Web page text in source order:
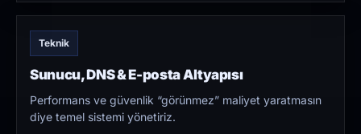
Teknik
Sunucu, DNS & E-posta Altyapısı
Performans ve güvenlik “görünmez” maliyet yaratmasın
diye temel sistemi yönetiriz.